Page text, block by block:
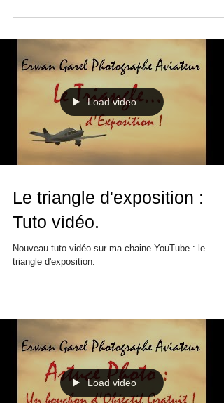
Load video
Le triangle d'exposition :
Tuto vidéo.
Nouveau tuto vidéo sur ma chaine YouTube : le
triangle d'exposition.
Load video